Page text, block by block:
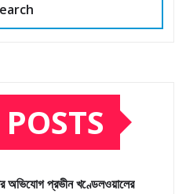
অভিযোগ প্রভীন খণ্ডেলওয়ালের